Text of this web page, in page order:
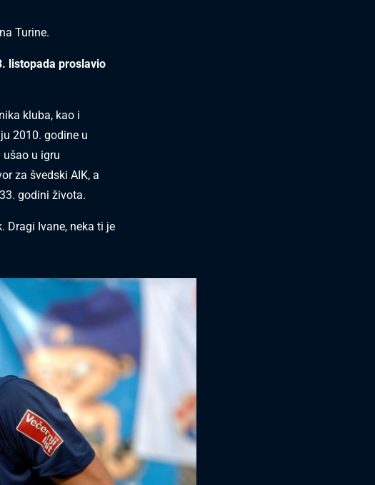
Turine.
listopada proslavio
kluba, kao i
2010. godine u
ušao u igru
za švedski AIK, a
godini života.
Dragi Ivane, neka ti je